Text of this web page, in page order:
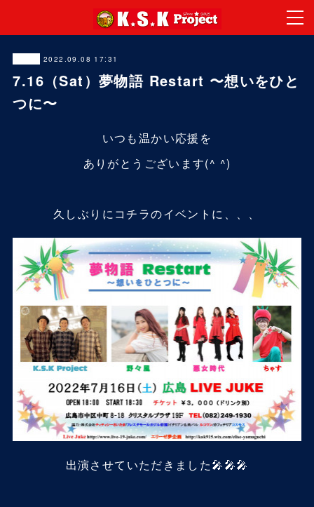
2022.09.08 17:31
7.16（Sat）夢物語 Restart 〜想いをひと
つに〜
いつも温かい応援を
ありがとうございます(^ ^)
久しぶりにコチラのイベントに、、、
出演させていただきました🎤🎤🎤